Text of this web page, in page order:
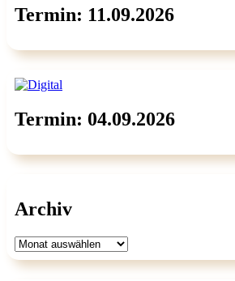
Termin: 11.09.2026
Termin: 04.09.2026
Archiv
Archiv